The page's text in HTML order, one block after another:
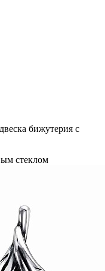
бижутерия с
стеклом